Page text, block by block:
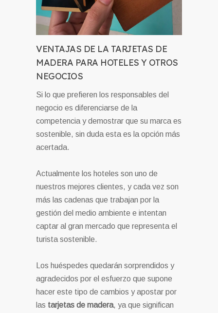
VENTAJAS DE LA TARJETAS DE
MADERA PARA HOTELES Y OTROS
NEGOCIOS
Si lo que prefieren los responsables del
negocio es diferenciarse de la
competencia y demostrar que su marca es
sostenible, sin duda esta es la opción más
acertada.
Actualmente los hoteles son uno de
nuestros mejores clientes, y cada vez son
más las cadenas que trabajan por la
gestión del medio ambiente e intentan
captar al gran mercado que representa el
turista sostenible.
Los huéspedes quedarán sorprendidos y
agradecidos por el esfuerzo que supone
hacer este tipo de cambios y apostar por
las tarjetas de madera, ya que significan